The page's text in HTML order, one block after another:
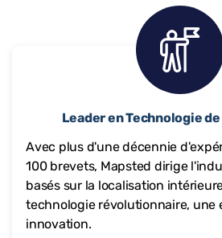
Leader en Technologie
Avec plus d'une décennie
100 brevets, Mapsted dirige
basés sur la localisation
technologie révolutionnaire, une
innovation.